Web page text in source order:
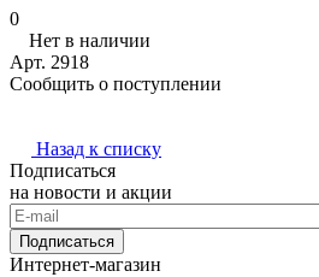
0
Нет в наличии
Арт. 2918
Сообщить о поступлении
Назад к списку
Подписаться
на новости и акции
Подписаться
Интернет-магазин